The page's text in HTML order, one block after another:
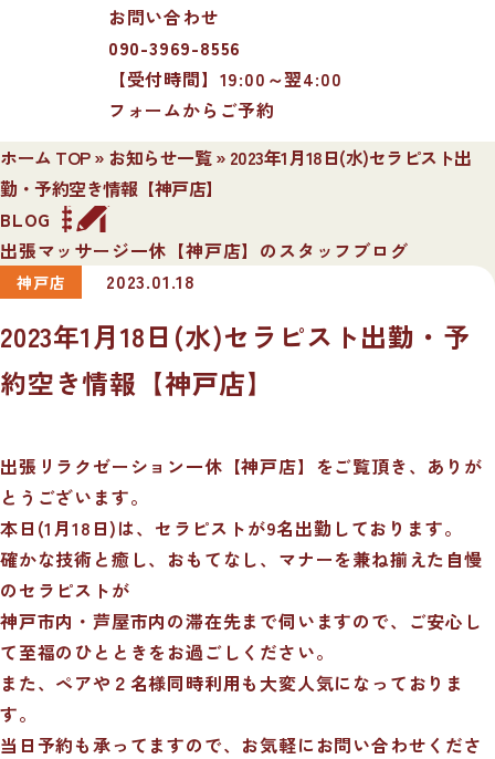
お問い合わせ
090-3969-8556
【受付時間】19:00～翌4:00
フォームからご予約
ホーム TOP» お知らせ一覧» 2023年1月18日(水)セラピスト出
勤・予約空き情報【神戸店】
BLOG
出張マッサージ一休【神戸店】のスタッフブログ
神戸店 2023.01.18
2023年1月18日(水)セラピスト出勤・予
約空き情報【神戸店】
出張リラクゼーション一休【神戸店】をご覧頂き、ありが
とうございます。
本日(1月18日)は、セラピストが9名出勤しております。
確かな技術と癒し、おもてなし、マナーを兼ね揃えた自慢
のセラピストが
神戸市内・芦屋市内の滞在先まで伺いますので、ご安心し
て至福のひとときをお過ごしください。
また、ペアや２名様同時利用も大変人気になっておりま
す。
当日予約も承ってますので、お気軽にお問い合わせくださ